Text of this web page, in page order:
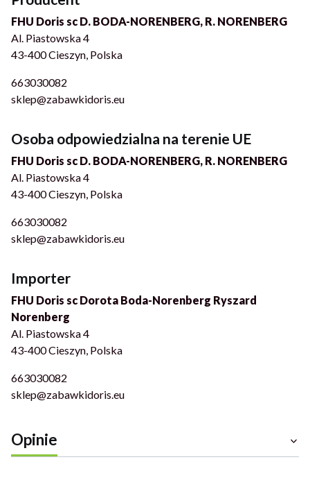
FHU Doris sc D. BODA-NORENBERG, R. NORENBERG
Al. Piastowska 4
43-400 Cieszyn, Polska
663030082
sklep@zabawkidoris.eu
Osoba odpowiedzialna na terenie UE
FHU Doris sc D. BODA-NORENBERG, R. NORENBERG
Al. Piastowska 4
43-400 Cieszyn, Polska
663030082
sklep@zabawkidoris.eu
Importer
FHU Doris sc Dorota Boda-Norenberg Ryszard
Norenberg
Al. Piastowska 4
43-400 Cieszyn, Polska
663030082
sklep@zabawkidoris.eu
Opinie